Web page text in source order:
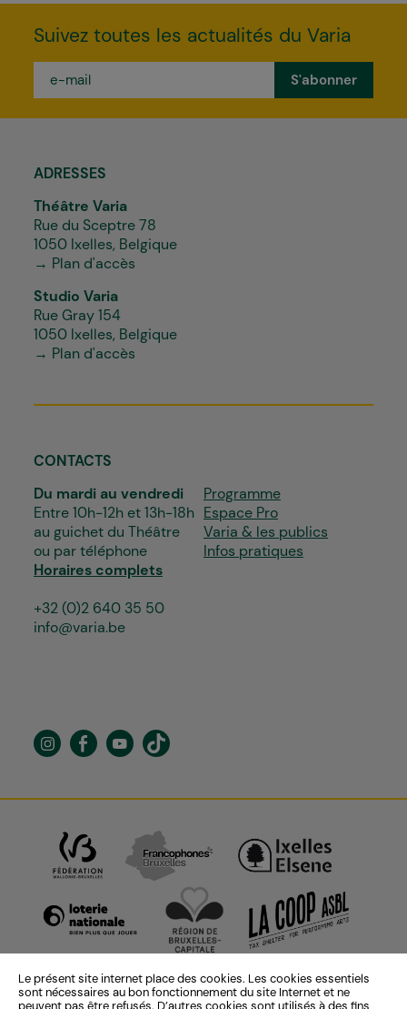
Le présent site internet place des cookies. Les cookies essentiels
sont nécessaires au bon fonctionnement du site Internet et ne
peuvent pas être refusés. D’autres cookies sont utilisés à des fins
Suivez toutes les actualités du Varia
mail
ADRESSES
Théâtre Varia
Rue du Sceptre 78
1050 Ixelles, Belgique
→ Plan d'accès
Studio Varia
Rue Gray 154
1050 Ixelles, Belgique
→ Plan d'accès
CONTACTS
Du mardi au vendredi
Entre 10h-12h et 13h-18h
au guichet du Théâtre
ou par téléphone
Horaires complets
+32 (0)2 640 35 50
info@varia.be
Programme
Espace Pro
Varia & les publics
Infos pratiques